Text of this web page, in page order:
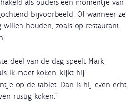
als ouders een momentje van
bijvoorbeeld. Of wanneer ze
willen houden, zoals op restaurant
deel van de dag speelt Mark
ik moet koken, kijkt hij
op de tablet. Dan is hij even echt
rustig koken.”